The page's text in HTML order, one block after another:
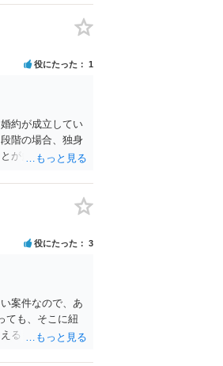
役にたった 1
約が成立してい
階の場合、独身
が多いと思われ
のがよいと思い
役にたった 3
案件なので、あ
ても、そこに紐
るものの、本件